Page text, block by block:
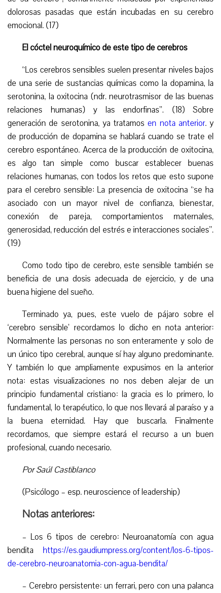
dolorosas pasadas que están incubadas en su cerebro
emocional. (17)
El cóctel neuroquímico de este tipo de cerebros
“Los cerebros sensibles suelen presentar niveles bajos
de una serie de sustancias químicas como la dopamina, la
serotonina, la oxitocina (ndr. neurotrasmisor de las buenas
relaciones humanas) y las endorfinas”. (18) Sobre
generación de serotonina, ya tratamosen nota anterior. y
de producción de dopamina se hablará cuando se trate el
cerebro espontáneo. Acerca de la producción de oxitocina,
es algo tan simple como buscar establecer buenas
relaciones humanas, con todos los retos que esto supone
para el cerebro sensible: La presencia de oxitocina “se ha
asociado con un mayor nivel de confianza, bienestar,
conexión de pareja, comportamientos maternales,
generosidad, reducción del estrés e interacciones sociales”.
(19)
Como todo tipo de cerebro, este sensible también se
beneficia de una dosis adecuada de ejercicio, y de una
buena higiene del sueño.
Terminado ya, pues, este vuelo de pájaro sobre el
‘cerebro sensible’ recordamos lo dicho en nota anterior:
Normalmente las personas no son enteramente y solo de
un único tipo cerebral, aunque sí hay alguno predominante.
Y también lo que ampliamente expusimos en la anterior
nota: estas visualizaciones no nos deben alejar de un
principio fundamental cristiano: la gracia es lo primero, lo
fundamental, lo terapéutico, lo que nos llevará al paraíso y a
la buena eternidad. Hay que buscarla. Finalmente
recordamos, que siempre estará el recurso a un buen
profesional, cuando necesario.
Por Saúl Castiblanco
(Psicólogo – esp. neuroscience of leadership)
Notas anteriores:
– Los 6 tipos de cerebro: Neuroanatomía con agua
bendita https://es.gaudiumpress.org/content/los-6-tipos-
de-cerebro-neuroanatomia-con-agua-bendita/
– Cerebro persistente: un ferrari, pero con una palanca